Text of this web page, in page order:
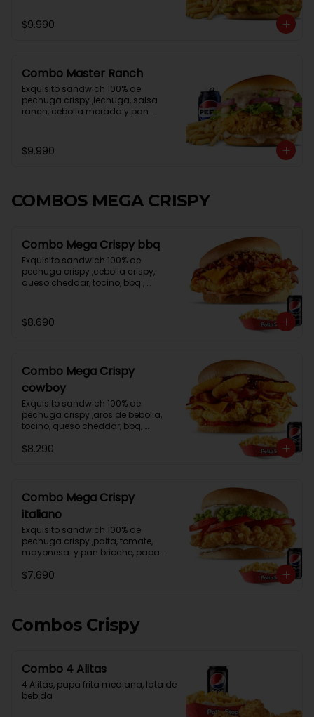
$9.990
Combo Master Ranch
Exquisito sandwich 100% de
pechuga crispy ,lechuga, salsa
ranch, cebolla morada y pan
$9.990
COMBOS MEGA CRISPY
Combo Mega Crispy bbq
Exquisito sandwich 100% de
pechuga crispy ,cebolla crispy,
queso cheddar, tocino, bbq ,
$8.690
Combo Mega Crispy
cowboy
Exquisito sandwich 100% de
pechuga crispy ,aros de bebolla,
tocino, queso cheddar, bbq,
mediana , lata de bebida
$8.290
Combo Mega Crispy
italiano
Exquisito sandwich 100% de
pechuga crispy ,palta, tomate,
mayonesa  y pan brioche, papa
$7.690
Combos Crispy
Combo 4 Alitas
4 Alitas, papa frita mediana, lata de
bebida